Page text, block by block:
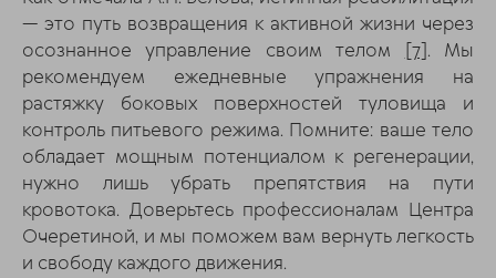
— это путь возвращения к активной жизни через
осознанное управление своим телом
[7]. Мы
рекомендуем ежедневные упражнения на
растяжку боковых поверхностей туловища и
контроль питьевого режима. Помните: ваше тело
обладает мощным потенциалом к регенерации,
нужно лишь убрать препятствия на пути
кровотока. Доверьтесь профессионалам Центра
Очеретиной, и мы поможем вам вернуть легкость
и свободу каждого движения.